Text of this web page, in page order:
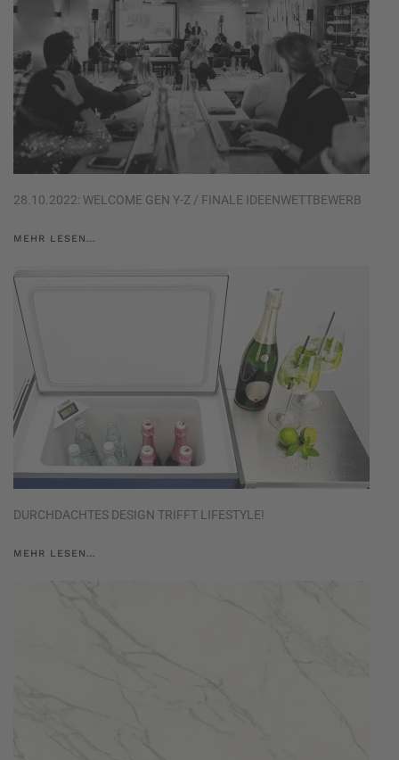
28.10.2022: WELCOME GEN Y-Z / FINALE IDEENWETTBEWERB
MEHR LESEN…
DURCHDACHTES DESIGN TRIFFT LIFESTYLE!
MEHR LESEN…